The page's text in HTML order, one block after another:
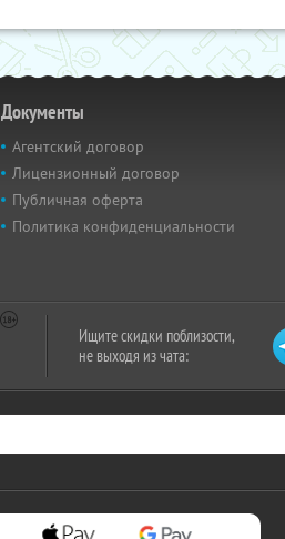
Документы
Агентский договор
Лицензионный договор
Публичная оферта
Политика конфиденциальности
Ищите скидки поблизости,
не выходя из чата: